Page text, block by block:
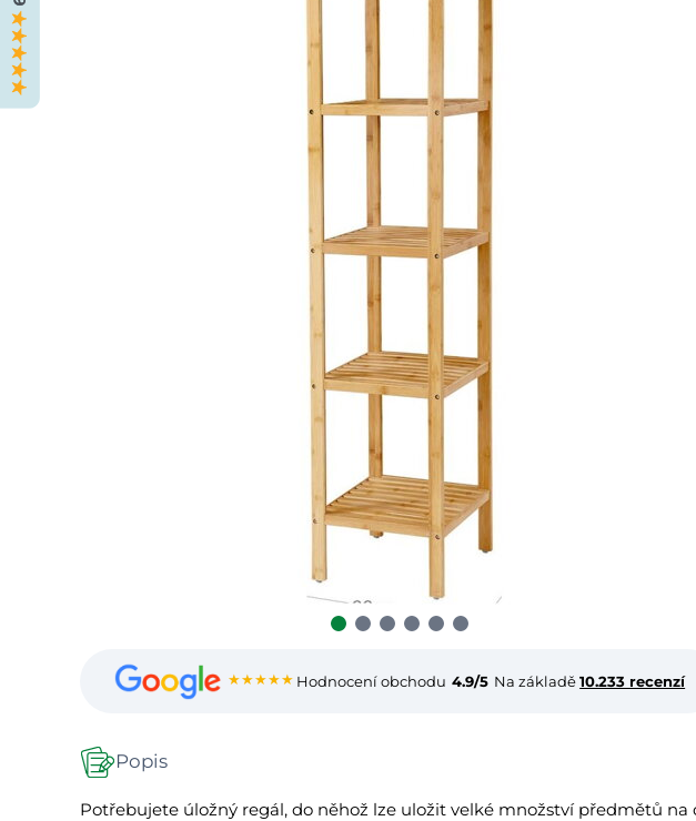
★★★★★ Hodnocení obchodu 4.9/5 Na základě10.233 recenzí
Popis
Potřebujete úložný regál, do něhož lze uložit velké množství předmětů